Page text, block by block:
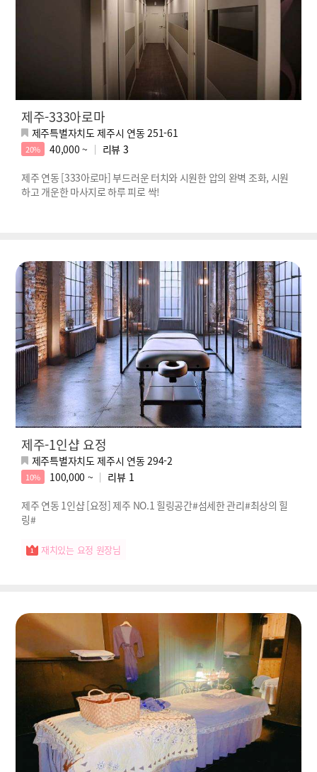
제주-333아로마
제주특별자치도 제주시 연동 251-61
20% 40,000 ~ 리뷰 3
제주 연동 [333아로마] 부드러운 터치와 시원한 압의 완벽 조화, 시원
하고 개운한 마사지로 하루 피로 싹!
제주-1인샵 요정
제주특별자치도 제주시 연동 294-2
10% 100,000 ~ 리뷰 1
제주 연동 1인샵 [요정] 제주 NO.1 힐링공간#섬세한 관리#최상의 힐
링#
재치있는 요정 원장님